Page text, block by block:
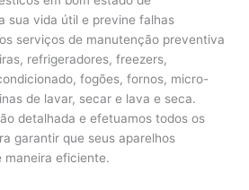
sua vida útil e previne falhas
serviços de manutenção preventiva
refrigeradores, freezers,
fogões, fornos, micro-
de lavar, secar e lava e seca.
detalhada e efetuamos todos os
garantir que seus aparelhos
maneira eficiente.